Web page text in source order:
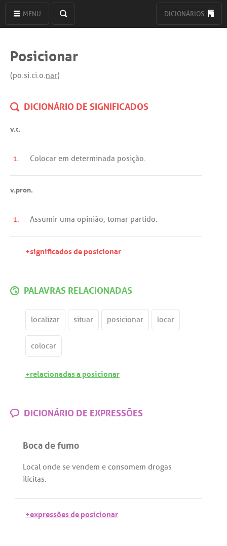
MENU DICIONÁRIOS
Posicionar
(po.si.ci.o.nar)
DICIONÁRIO DE SIGNIFICADOS
v.t.
1. Colocar em determinada posição.
v.pron.
1. Assumir uma opinião; tomar partido.
+significados de posicionar
PALAVRAS RELACIONADAS
localizar situar posicionar locar
colocar
+relacionadas a posicionar
DICIONÁRIO DE EXPRESSÕES
Boca de fumo
Local onde se vendem e consomem drogas
ilícitas.
+expressões de posicionar